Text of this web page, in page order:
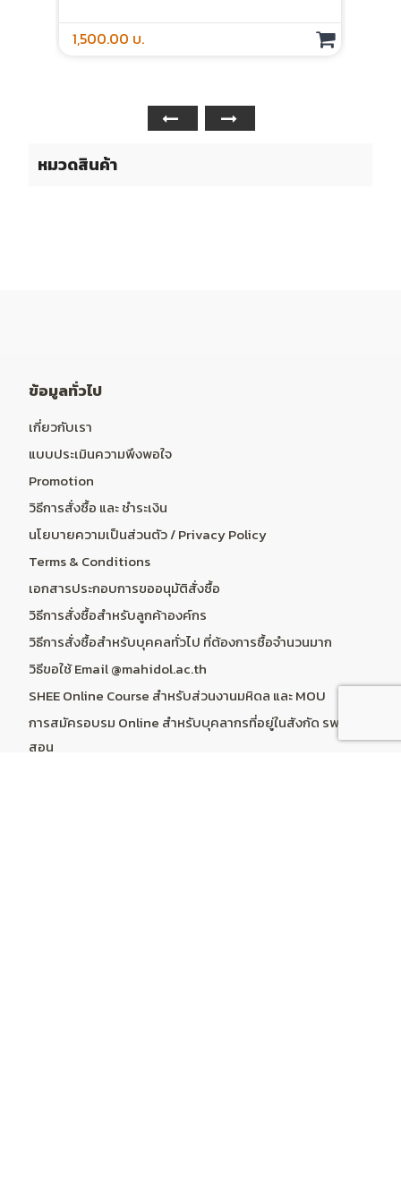
หมวดสินค้า
1,500.00 บ.
ข้อมูลทั่วไป
เกี่ยวกับเรา
แบบประเมินความพึงพอใจ
Promotion
วิธีการสั่งซื้อ และ ชำระเงิน
นโยบายความเป็นส่วนตัว / Privacy Policy
Terms & Conditions
เอกสารประกอบการขออนุมัติสั่งซื้อ
วิธีการสั่งซื้อสำหรับลูกค้าองค์กร
วิธีการสั่งซื้อสำหรับบุคคลทั่วไป ที่ต้องการซื้อจำนวนมาก
วิธีขอใช้ Email @mahidol.ac.th
SHEE Online Course สำหรับส่วนงานมหิดล และ MOU
การสมัครอบรม Online สำหรับบุคลากรที่อยู่ในสังกัด รพ.ร่วม
สอน